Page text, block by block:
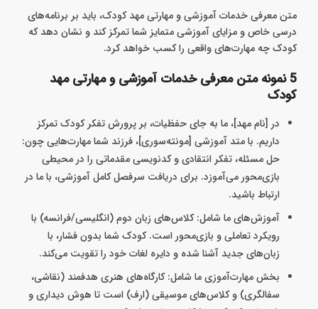
متن معرفی خدمات آموزشی و مهارتی مهد کودک، باید بر برنامه‌های
درسی خاص و مزایای آموزشی متمایز شما تمرکز کند و نشان دهد که
کودک چه مهارت‌های واقعی را کسب خواهد کرد.
5 نمونه متن معرفی خدمات آموزشی و مهارتی مهد
کودک
در [نام مهد]، ما به جای حفظیات، بر پرورش تفکر کودک تمرکز
داریم. با متد آموزشی [مونته‌سوری]، فرزند شما مهارت‌هایی چون:
حل مسئله، تفکر انتقادی و کدنویسی مقدماتی را در محیطی
بازی‌محور می‌آموزد. برای دریافت سرفصل کامل آموزشی، با ما در
ارتباط باشید.
آموزش‌های ما شامل: کلاس‌های زبان دوم (انگلیسی/فرانسه) با
رویکرد تعاملی و بازی‌محور است. کودک شما بدون فشار، با
زبان‌های جدید آشنا شده و دایره لغات خود را تقویت می‌کند.
بخش مهارت‌آموزی ما شامل: کارگاه‌های هنری هدفمند (نقاشی،
سفالگری) و کلاس‌های موسیقی (ارف) است تا هوش دیداری و